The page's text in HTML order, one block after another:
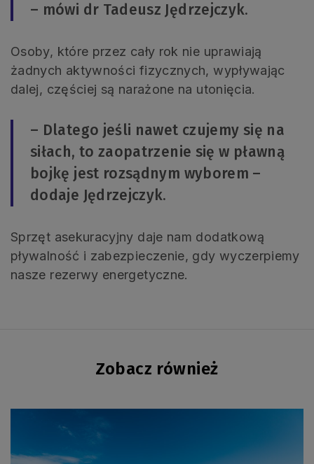
– mówi dr Tadeusz Jędrzejczyk.
Osoby, które przez cały rok nie uprawiają
żadnych aktywności fizycznych, wypływając
dalej, częściej są narażone na utonięcia.
– Dlatego jeśli nawet czujemy się na
siłach, to zaopatrzenie się w pławną
bojkę jest rozsądnym wyborem –
dodaje Jędrzejczyk.
Sprzęt asekuracyjny daje nam dodatkową
pływalność i zabezpieczenie, gdy wyczerpiemy
nasze rezerwy energetyczne.
Zobacz również